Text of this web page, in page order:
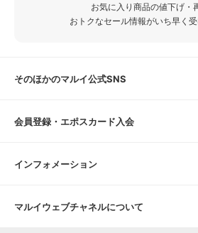
お気に入り商品の値下げ・
おトクなセール情報がいち早く受
そのほかのマルイ公式SNS
会員登録・エポスカード入会
インフォメーション
マルイウェブチャネルについて